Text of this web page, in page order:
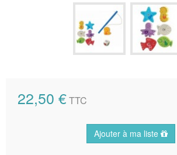
22,50 €TTC
Ajouter à ma liste